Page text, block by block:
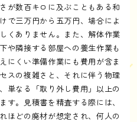
が数百キロに及ぶこともある和
で三万円から五万円、場合によ
くありません。また、解体作業
や隣接する部屋への養生作業も
にくい準備作業にも費用が含ま
スの複雑さと、それに伴う物理
単なる「取り外し費用」以上の
す。見積書を精査する際には、
ほどの廃材が想定され、何人の